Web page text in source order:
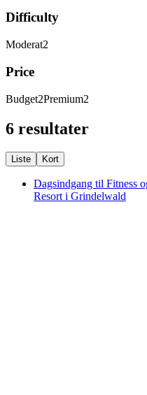
Difficulty
Moderat2
Price
Budget2Premium2
6 resultater
Liste Kort
Dagsindgang til Fitness
Resort i Grindelwald